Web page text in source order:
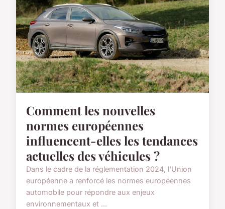
Comment les nouvelles
normes européennes
influencent-elles les tendances
actuelles des véhicules ?
Dans le cadre de la réglementation 2024, l'Union
européenne a renforcé les normes européennes
automobile pour répondre aux enjeux
environnementaux et ...